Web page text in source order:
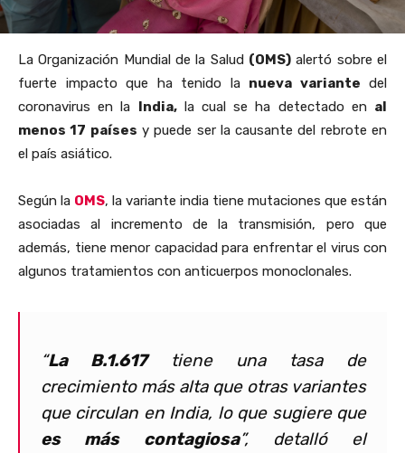
La Organización Mundial de la Salud (OMS) alertó sobre el
fuerte impacto que ha tenido la nueva variante del
coronavirus en la India,la cual se ha detectado en al
menos 17 países y puede ser la causante del rebrote en
el país asiático.
Según la OMS, la variante india tiene mutaciones que están
asociadas al incremento de la transmisión, pero que
además, tiene menor capacidad para enfrentar el virus con
algunos tratamientos con anticuerpos monoclonales.
“La B.1.617tiene una tasa de
crecimiento más alta que otras variantes
que circulan en India, lo que sugiere que
es más contagiosa”, detalló el